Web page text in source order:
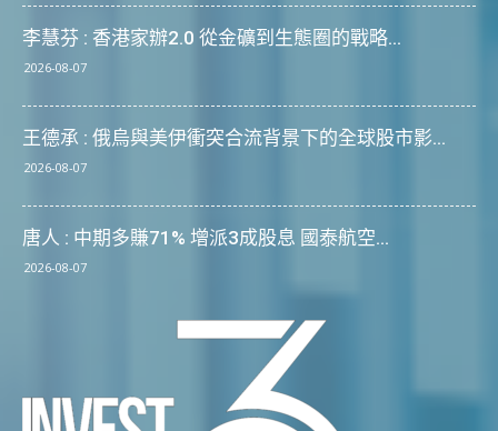
李慧芬 : 香港家辦2.0 從金礦到生態圈的戰略...
2026-08-07
王德承 : 俄烏與美伊衝突合流背景下的全球股市影...
2026-08-07
唐人 : 中期多賺71% 增派3成股息 國泰航空...
2026-08-07